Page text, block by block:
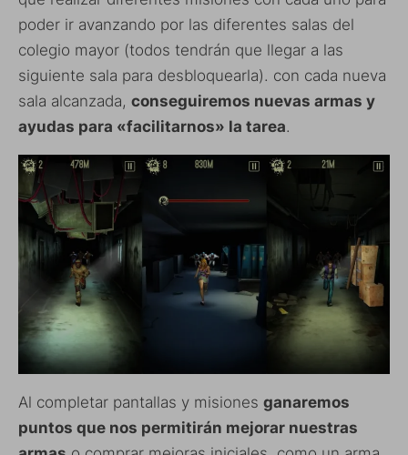
poder ir avanzando por las diferentes salas del
colegio mayor (todos tendrán que llegar a las
siguiente sala para desbloquearla). con cada nueva
sala alcanzada, conseguiremos nuevas armas y
ayudas para «facilitarnos» la tarea.
Al completar pantallas y misiones ganaremos
puntos que nos permitirán mejorar nuestras